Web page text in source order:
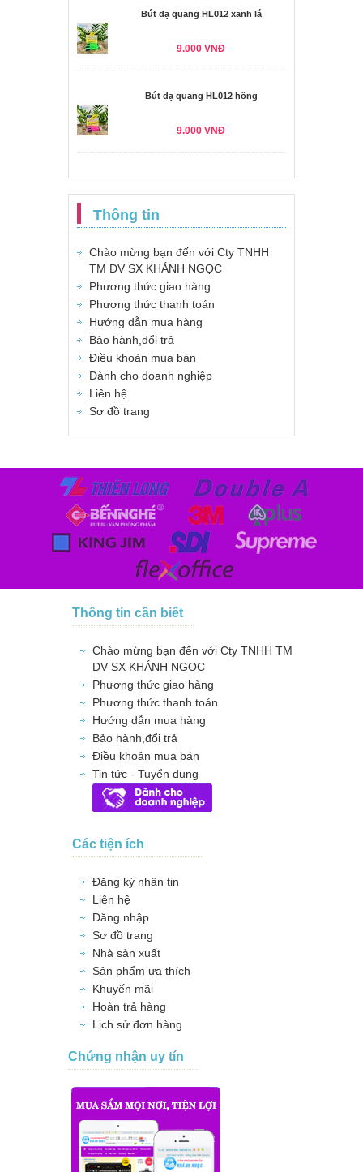
Bút dạ quang HL012 xanh lá
9.000 VNĐ
Bút dạ quang HL012 hồng
9.000 VNĐ
Thông tin
Chào mừng bạn đến với Cty TNHH
TM DV SX KHÁNH NGỌC
Phương thức giao hàng
Phương thức thanh toán
Hướng dẫn mua hàng
Bảo hành,đổi trả
Điều khoản mua bán
Dành cho doanh nghiệp
Liên hệ
Sơ đồ trang
Thông tin cần biết
Chào mừng bạn đến với Cty TNHH TM
DV SX KHÁNH NGỌC
Phương thức giao hàng
Phương thức thanh toán
Hướng dẫn mua hàng
Bảo hành,đổi trả
Điều khoản mua bán
Tin tức - Tuyển dụng
Các tiện ích
Đăng ký nhận tin
Liên hệ
Đăng nhập
Sơ đồ trang
Nhà sản xuất
Sản phẩm ưa thích
Khuyến mãi
Hoàn trả hàng
Lịch sử đơn hàng
Chứng nhận uy tín